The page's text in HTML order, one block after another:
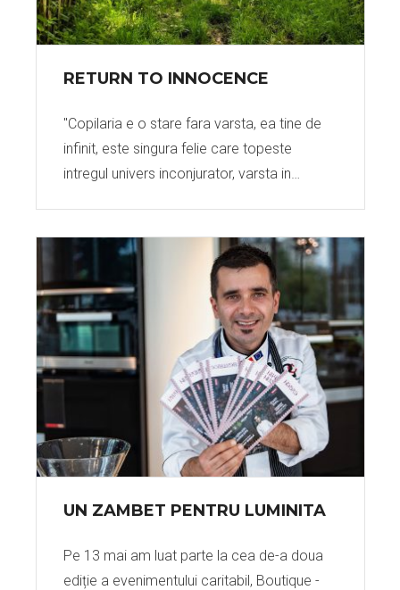
RETURN TO INNOCENCE
"Copilaria e o stare fara varsta, ea tine de
infinit, este singura felie care topeste
intregul univers inconjurator, varsta in…
UN ZAMBET PENTRU LUMINITA
Pe 13 mai am luat parte la cea de-a doua
ediție a evenimentului caritabil, Boutique -